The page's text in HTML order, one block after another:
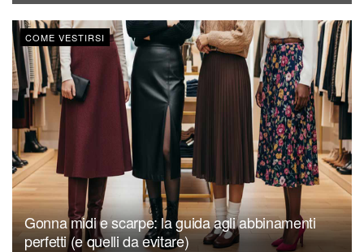
COME VESTIRSI
Gonna midi e scarpe: la guida agli abbinamenti
perfetti (e quelli da evitare)